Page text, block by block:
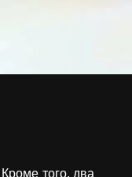
того, два